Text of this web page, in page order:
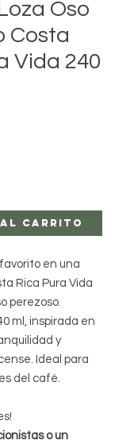
Oso
Costa
Vida 240
al carrito
en una
Rica Pura Vida
perezoso.
ml, inspirada en
y
Ideal para
del café.
o un